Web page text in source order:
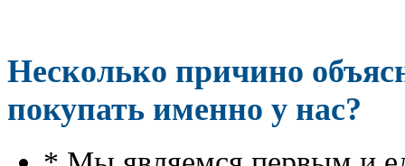
Несколько причино
покупать именно у нас?